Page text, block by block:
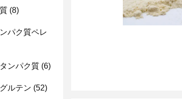
(8)
パク質ペレ
ンパク質 (6)
ルテン (52)